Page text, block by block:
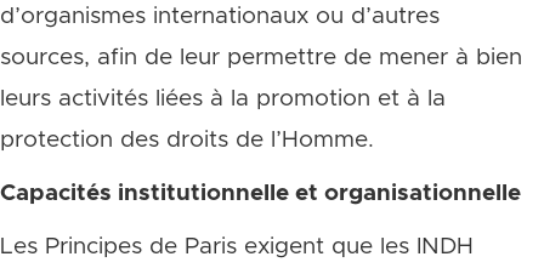
d’organismes internationaux ou d’autres
sources, afin de leur permettre de mener à bien
leurs activités liées à la promotion et à la
protection des droits de l’Homme.
Capacités institutionnelle et organisationnelle
Les Principes de Paris exigent que les INDH